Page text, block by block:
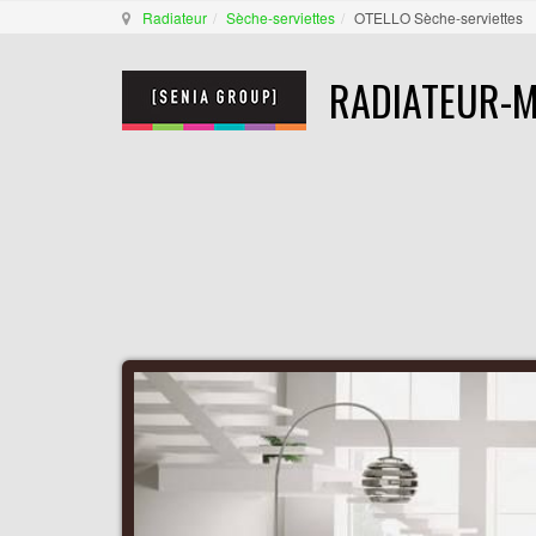
Radiateur Sèche-serviettes OTELLO Sèche-serviettes
RADIATEUR-